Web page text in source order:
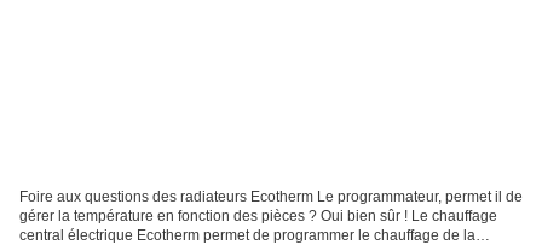
Foire aux questions des radiateurs Ecotherm Le programmateur, permet il de
gérer la température en fonction des pièces ? Oui bien sûr ! Le chauffage
central électrique Ecotherm permet de programmer le chauffage de la